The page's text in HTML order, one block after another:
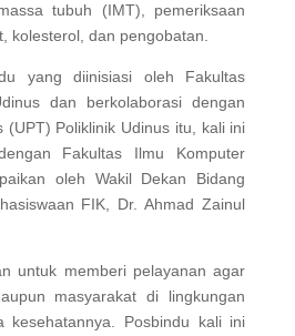
tubuh (IMT), pemeriksaan
kolesterol, dan pengobatan.
yang diinisiasi oleh Fakultas
dan berkolaborasi dengan
(UPT) Poliklinik Udinus itu, kali ini
Fakultas Ilmu Komputer
oleh Wakil Dekan Bidang
FIK, Dr. Ahmad Zainul
untuk memberi pelayanan agar
masyarakat di lingkungan
kesehatannya. Posbindu kali ini